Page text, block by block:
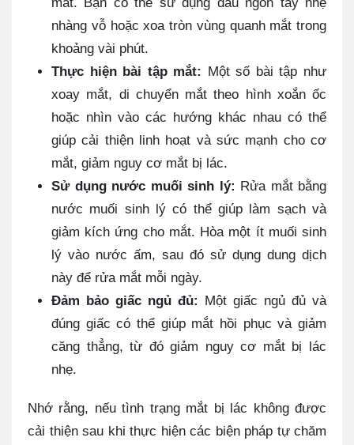
nhàng vỗ hoặc xoa tròn vùng quanh mắt trong
khoảng vài phút.
Thực hiện bài tập mắt: Một số bài tập như
xoay mắt, di chuyển mắt theo hình xoắn ốc
hoặc nhìn vào các hướng khác nhau có thể
giúp cải thiện linh hoạt và sức mạnh cho cơ
mắt, giảm nguy cơ mắt bị lác.
Sử dụng nước muối sinh lý: Rửa mắt bằng
nước muối sinh lý có thể giúp làm sạch và
giảm kích ứng cho mắt. Hòa một ít muối sinh
lý vào nước ấm, sau đó sử dụng dung dịch
này để rửa mắt mỗi ngày.
Đảm bảo giấc ngủ đủ: Một giấc ngủ đủ và
đúng giấc có thể giúp mắt hồi phục và giảm
căng thẳng, từ đó giảm nguy cơ mắt bị lác
nhẹ.
Nhớ rằng, nếu tình trạng mắt bị lác không được
cải thiện sau khi thực hiện các biện pháp tự chăm